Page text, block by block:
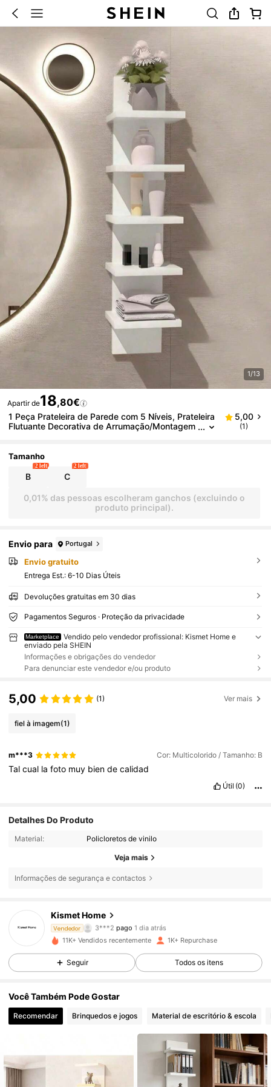
1/13
Apartir de18,80€
1 Peça Prateleira de Parede com 5 Níveis, Prateleira
Flutuante Decorativa de Arrumação/Montagem
Decoração de Quarto, Decoração de Natal, Decoraç
ão de Festa, Para Quartos, Salas de Estar, Casas d
e Banho, Cozinhas, Escritórios, Dormitórios
5,00
(1)
Tamanho
B
2 left
C
2 left
0,01% das pessoas escolheram ganchos (excluindo o
produto principal).
Envio para Portugal
Envio gratuito
Entrega Est.: 6-10 Dias Úteis
Devoluções gratuitas em 30 dias
Pagamentos Seguros · Proteção da privacidade
Marketplace
Vendido pelo vendedor profissional: Kismet Home e
enviado pela SHEIN
Informações e obrigações do vendedor
Para denunciar este vendedor e/ou produto
5,00 (1) Ver mais
fiel à imagem(1)
m***3 Cor: Multicolorido / Tamanho: B
Talcual lafoto muy biendecalidad
Útil (0)
Detalhes Do Produto
Material: Policloretos de vinilo
Veja mais
Informações de segurança e contactos
Kismet Home
Vendedor
4,65
869 Seguidores
3***2 pago 1 dia atrás
1 dia atrás
869 Seguidores
869 Seguidores
4,65
11K+ Vendidos recentemente 1K+ Repurchase
Seguir Todos os itens
Você Também Pode Gostar
Recomendar Brinquedos e jogos Material de escritório & escola